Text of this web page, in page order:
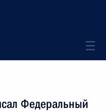
Федеральный